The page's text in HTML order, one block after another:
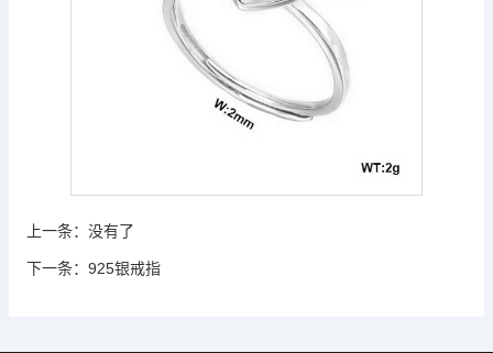
上一条： 没有了
下一条： 925银戒指